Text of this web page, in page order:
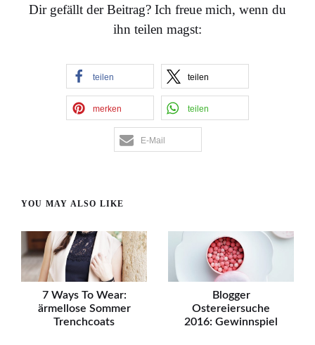
Dir gefällt der Beitrag? Ich freue mich, wenn du
ihn teilen magst:
teilen teilen
merken teilen
E-Mail
YOU MAY ALSO LIKE
7 Ways To Wear:
ärmellose Sommer
Trenchcoats
Blogger
Ostereiersuche
2016: Gewinnspiel